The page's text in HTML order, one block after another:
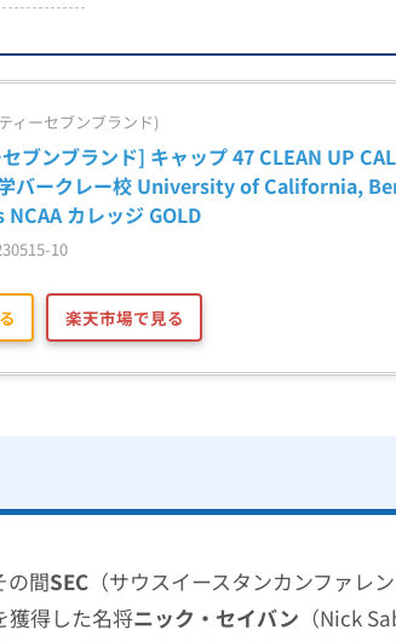
ィーセブンブランド)
ブンブランド] キャップ 47 CLEAN UP
バークレー校 University of California,
カレッジ GOLD
10
楽天市場で見る
の間SEC （サウスイースタンカンファレ
獲得した名将ニック・セイバン （Nick